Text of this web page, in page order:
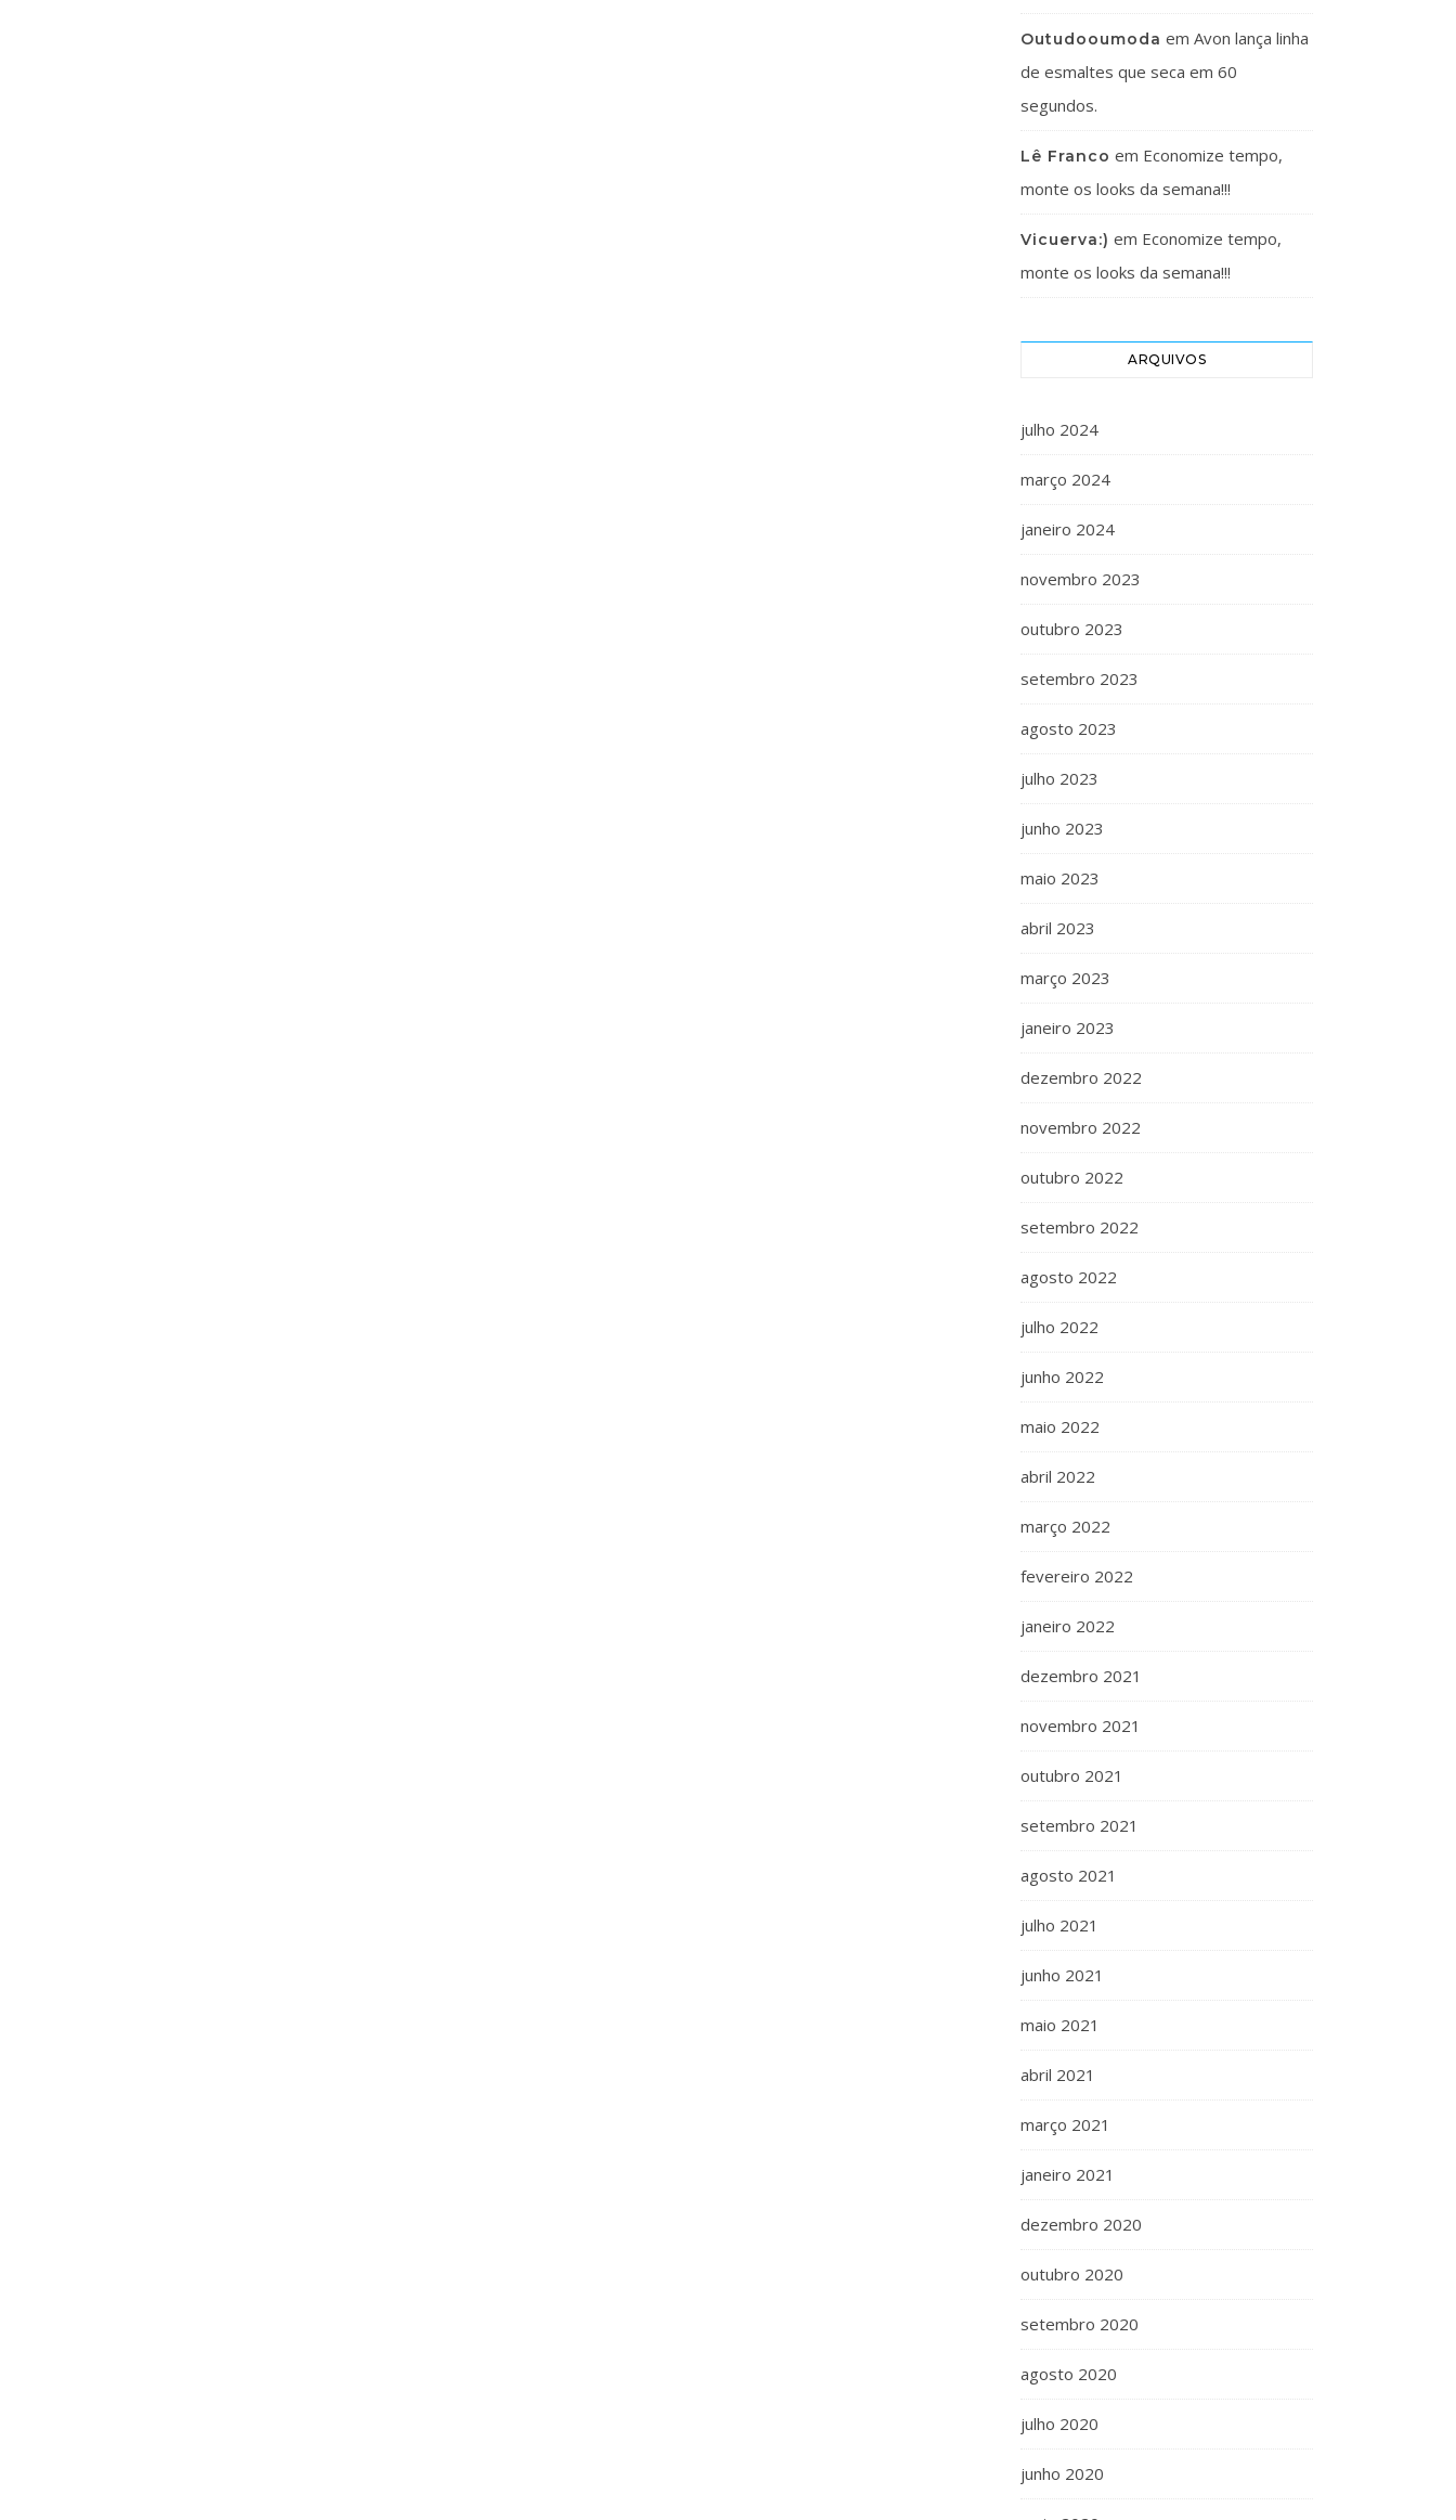
Outudooumoda em Avon lança linha
de esmaltes que seca em 60
segundos.
Lê Franco em Economize tempo,
monte os looks da semana!!!
Vicuerva:) em Economize tempo,
monte os looks da semana!!!
ARQUIVOS
julho 2024
março 2024
janeiro 2024
novembro 2023
outubro 2023
setembro 2023
agosto 2023
julho 2023
junho 2023
maio 2023
abril 2023
março 2023
janeiro 2023
dezembro 2022
novembro 2022
outubro 2022
setembro 2022
agosto 2022
julho 2022
junho 2022
maio 2022
abril 2022
março 2022
fevereiro 2022
janeiro 2022
dezembro 2021
novembro 2021
outubro 2021
setembro 2021
agosto 2021
julho 2021
junho 2021
maio 2021
abril 2021
março 2021
janeiro 2021
dezembro 2020
outubro 2020
setembro 2020
agosto 2020
julho 2020
junho 2020